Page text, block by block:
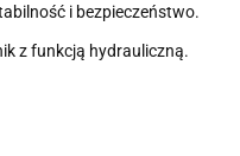
i bezpieczeństwo.
z funkcją hydrauliczną.